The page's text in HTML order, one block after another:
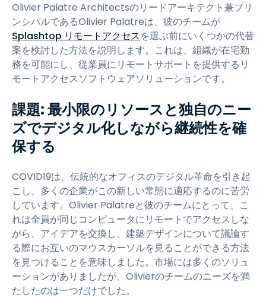
Olivier Palatre Architectsのリードアーキテクト兼プリ
ンシパルであるOlivier Palatreは、彼のチームが
Splashtop リモートアクセスを選ぶ前にいくつかの代替
案を検討した方法を説明します。これは、組織が在宅勤
務を可能にし、従業員にリモートサポートを提供するリ
モートアクセスソフトウェアソリューションです。
課題: 最小限のリソースと独自のニー
ズでデジタル化しながら継続性を確
保する
COVID19は、伝統的なオフィスのデジタル革命を引き起
こし、多くの企業がこの新しい常態に適応するのに苦労
しています。Olivier Palatreと彼のチームにとって、こ
れは全員が同じコンピュータにリモートでアクセスしな
がら、アイデアを交換し、建築デザインについて議論す
る際にお互いのマウスカーソルを見ることができる方法
を見つけることを意味しました。市場には多くのソリュ
ーションがありましたが、Olivierのチームのニーズを満
たしたのは一つだけでした。